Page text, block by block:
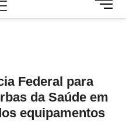
M
e
t
n
Federal para
da Saúde em
equipamentos